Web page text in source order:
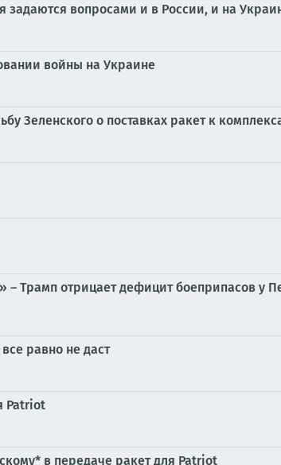
задаются вопросами и в России, и на
войны на Украине
Зеленского о поставках ракет к
Трамп отрицает дефицит боеприпасов у
равно не даст
Patriot
в передаче ракет для Patriot